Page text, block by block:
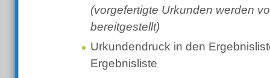
(vorgefertigte Urkunden werden
bereitgestellt)
Urkundendruck in den
Ergebnisliste